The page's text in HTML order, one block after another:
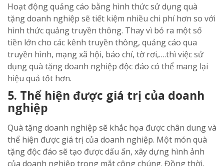
Hoạt động quảng cáo bằng hình thức sử dụng quà
tặng doanh nghiệp sẽ tiết kiệm nhiều chi phí hơn so với
hình thức quảng truyền thông. Thay vì bỏ ra một số
tiền lớn cho các kênh truyền thông, quảng cáo qua
truyền hình, mạng xã hội, báo chí, tờ rơi,….thì việc sử
dụng quà tặng doanh nghiệp độc đáo có thể mang lại
hiệu quả tốt hơn.
5. Thể hiện được giá trị của doanh
nghiệp
Quà tặng doanh nghiệp sẽ khắc họa được chân dung và
thể hiện được giá trị của doanh nghiệp. Một món quà
tặng độc đáo sẽ tạo được dấu ấn, xây dựng hình ảnh
của doanh nghiệp trong mắt công chúng. Đồng thời,